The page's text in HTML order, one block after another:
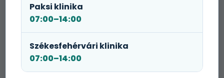
20 új járóbeteg rendelővel bővült a Medicare
Kórház
Paksi klinika
07:00–14:00
Székesfehérvári klinika
07:00–14:00